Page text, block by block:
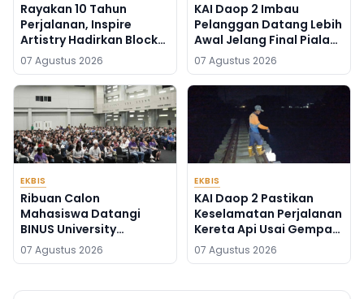
Rayakan 10 Tahun
Perjalanan, Inspire
Artistry Hadirkan Block
Party Terbesar di
Jakarta
07 Agustus 2026
KAI Daop 2 Imbau
Pelanggan Datang Lebih
Awal Jelang Final Piala
Presiden 2026
07 Agustus 2026
EKBIS
Ribuan Calon
Mahasiswa Datangi
BINUS University
Wujudkan Langkah Awal
Menuju Karier Global
07 Agustus 2026
EKBIS
KAI Daop 2 Pastikan
Keselamatan Perjalanan
Kereta Api Usai Gempa
Pangandaran
07 Agustus 2026